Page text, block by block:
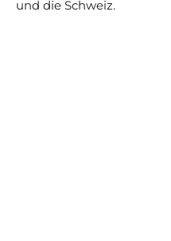
und die Schweiz.